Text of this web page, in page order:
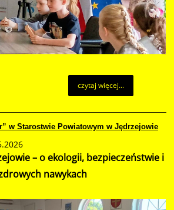
czytaj więcej...
w Starostwie Powiatowym w Jędrzejowie
– o ekologii, bezpieczeństwie i
nawykach